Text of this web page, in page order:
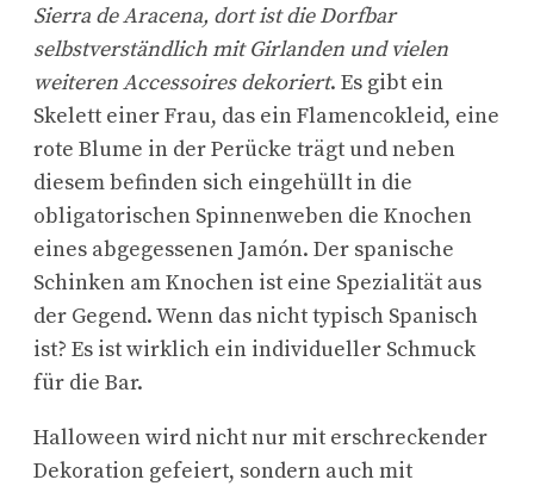
Sierra de Aracena, dort ist die Dorfbar
selbstverständlich mit Girlanden und vielen
weiteren Accessoires dekoriert. Es gibt ein
Skelett einer Frau, das ein Flamencokleid, eine
rote Blume in der Perücke trägt und neben
diesem befinden sich eingehüllt in die
obligatorischen Spinnenweben die Knochen
eines abgegessenen Jamón. Der spanische
Schinken am Knochen ist eine Spezialität aus
der Gegend. Wenn das nicht typisch Spanisch
ist? Es ist wirklich ein individueller Schmuck
für die Bar.
Halloween wird nicht nur mit erschreckender
Dekoration gefeiert, sondern auch mit